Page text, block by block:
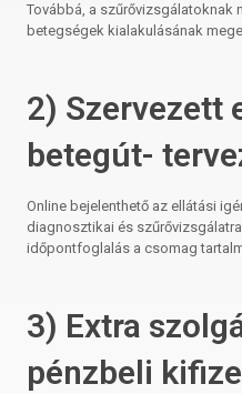
Továbbá, a szűrővizsgálatoknak
betegségek kialakulásának
2) Szervezett
betegút-
Online bejelenthető az ellátási
diagnosztikai és
időpontfoglalás a csomag
3) Extra
pénzbeli